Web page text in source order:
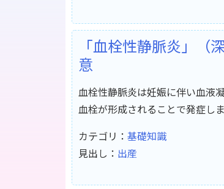
「血栓性静脈炎」（
意
血栓性静脈炎は妊娠に伴い血液
血栓が形成されることで発症し
カテゴリ： 基礎知識
見出し： 出産